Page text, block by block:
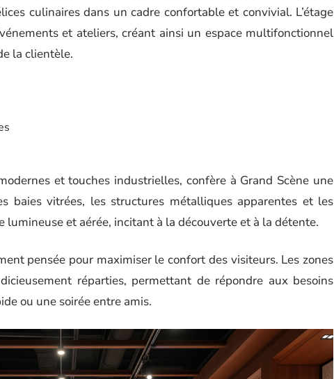
culinaires dans un cadre confortable et convivial. L’étage
et ateliers, créant ainsi un espace multifonctionnel
la clientèle.
et touches industrielles, confère à Grand Scène une
baies vitrées, les structures métalliques apparentes et les
lumineuse et aérée, incitant à la découverte et à la détente.
pensée pour maximiser le confort des visiteurs. Les zones
réparties, permettant de répondre aux besoins
ou une soirée entre amis.